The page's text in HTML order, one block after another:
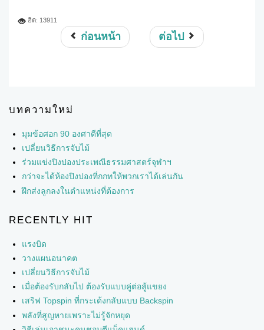
ฮิต: 13911
ก่อนหน้า ต่อไป
บทความใหม่
มุมข้อศอก 90 องศาดีที่สุด
เปลี่ยนวิธีการจับไม้
ร่วมแข่งปิงปองประเพณีธรรมศาสตร์จุฬาฯ
กว่าจะได้ห้องปิงปองที่กกทให้พวกเราได้เล่นกัน
ฝึกส่งลูกลงในตำแหน่งที่ต้องการ
RECENTLY HIT
แรงบิด
วางแผนอนาคต
เปลี่ยนวิธีการจับไม้
เมื่อต้องรับกลับไป ต้องรับแบบคู่ต่อสู้แขยง
เสริฟ Topspin ที่กระเด้งกลับแบบ Backspin
พลังที่สูญหายเพราะไม่รู้จักหยุด